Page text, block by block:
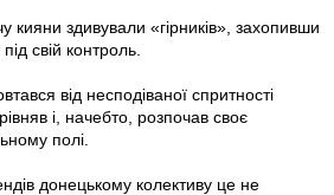
кияни здивували «гірників», захопивши
свій контроль.
від несподіваної спритності
і, начебто, розпочав своє
полі.
донецькому колективу це не